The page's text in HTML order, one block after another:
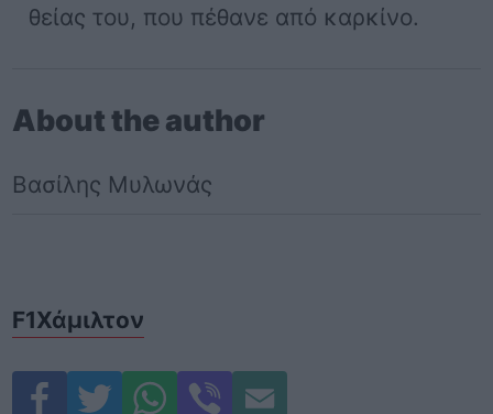
θείας του, που πέθανε από καρκίνο.
About the author
Βασίλης Μυλωνάς
F1Χάμιλτον